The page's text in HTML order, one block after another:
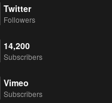
Twitter
Followers
14,200
Subscribers
Vimeo
Subscribers